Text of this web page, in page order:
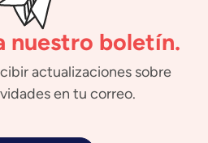
nuestro boletín.
actualizaciones sobre
en tu correo.